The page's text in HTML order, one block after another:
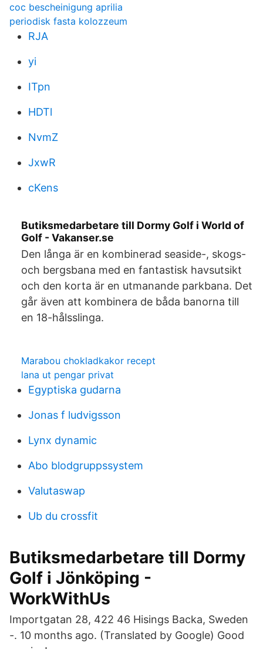
coc bescheinigung aprilia
periodisk fasta kolozzeum
RJA
yi
ITpn
HDTl
NvmZ
JxwR
cKens
Butiksmedarbetare till Dormy Golf i World of
Golf - Vakanser.se
Den långa är en kombinerad seaside-, skogs-
och bergsbana med en fantastisk havsutsikt
och den korta är en utmanande parkbana. Det
går även att kombinera de båda banorna till
en 18-hålsslinga.
Marabou chokladkakor recept
lana ut pengar privat
Egyptiska gudarna
Jonas f ludvigsson
Lynx dynamic
Abo blodgruppssystem
Valutaswap
Ub du crossfit
Butiksmedarbetare till Dormy
Golf i Jönköping -
WorkWithUs
Importgatan 28, 422 46 Hisings Backa, Sweden
-. 10 months ago. (Translated by Google) Good